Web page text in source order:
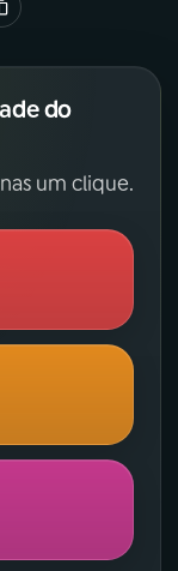
do
um clique.